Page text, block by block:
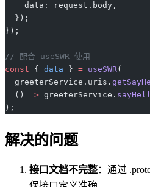
    data: request.body,
  });
});
// 配合 useSWR 使用
const { data } = useSWR(
  greeterService.uris.
  ()
=> greeterService.
);
解决的问题
接口文档不完整：通过